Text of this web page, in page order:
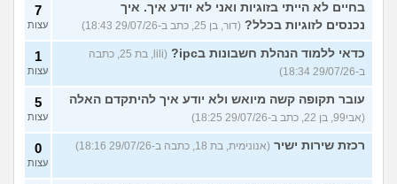
בחיים לא הייתי בזוגיות ואני לא יודע איך. איך
נכנסים לזוגיות בכלל? (דור, בן 25, כתב ב-29/07/26 18:43)
7
עצות
כדאי ללמוד הנהלת חשבונות בipc?
(lili, בת 25, כתבה
ב-29/07/26 18:34)
1
עצות
עובר תקופה קשה מיואש ולא יודע איך להיתקדם האלה
(אבי99, בן 22, כתב ב-29/07/26 18:25)
5
עצות
רכזת שירות ישיר (אנונימית, בת 18, כתבה ב-29/07/26 18:16) 0
עצות